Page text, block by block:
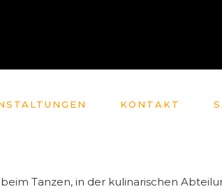
KONTAKT
Tanzen, in der kulinarischen